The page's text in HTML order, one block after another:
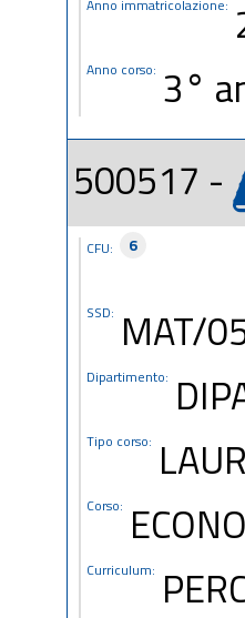
Anno immatricolazione:
Anno corso: 3°
500517 -
CFU: 6
SSD: MAT/
Dipartimento:
Tipo corso:
Corso:
Curriculum: